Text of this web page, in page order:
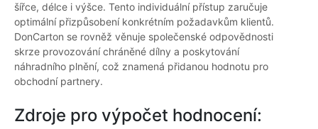
šířce, délce i výšce. Tento individuální přístup zaručuje
optimální přizpůsobení konkrétním požadavkům klientů.
DonCarton se rovněž věnuje společenské odpovědnosti
skrze provozování chráněné dílny a poskytování
náhradního plnění, což znamená přidanou hodnotu pro
obchodní partnery.
Zdroje pro výpočet hodnocení: